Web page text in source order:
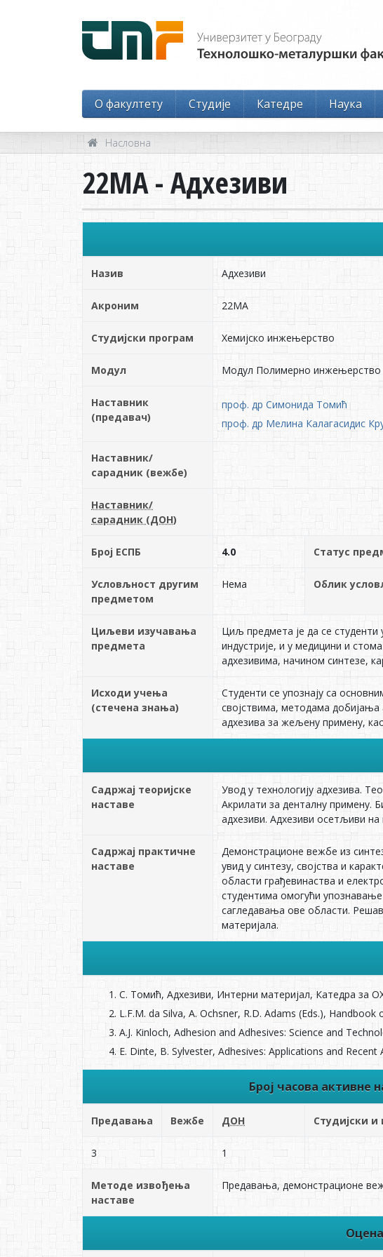
O факултету Студије Катедре Наука
Насловна
22МА - Адхезиви
Назив Адхезиви
Акроним 22МА
Студијски програм Хемијско инжењерство
Модул Модул Полимерно инжењерство
Наставник
(предавач)
проф. др Симонида Томић
проф. др Мелина Калагасидис
Наставник/
сарадник (вежбе)
Наставник/
сарадник (ДОН)
Број ЕСПБ 4.0 Статус
Условљност другим
предметом
Нема Облик
Циљеви изучавања
предмета
Циљ предмета је да се студенти
индустрије, и у медицини и
адхезивима, начином синтезе,
Исходи учења
(стечена знања)
Студенти се упознају са
својствима, методама добијања
адхезива за жељену примену,
Садржај теоријске
наставе
Увод у технологију адхезива.
Акрилати за денталну примену.
адхезиви. Адхезиви осетљиви
Садржај практичне
наставе
Демонстрационе вежбе из
увид у синтезу, својства и
области грађевинаства и
студентима омогући
сагледавања ове области.
материјала.
С. Томић, Адхезиви, Интерни материјал, Катедра за
L.F.M. da Silva, A. Оchsner, R.D. Adams (Еds.),
A.J. Kinloch, Adhesion and Adhesives: Science and
E. Dinte, B. Sylvester, Adhesives: Applications and
Број часова активне
Предавања Вежбе ДОН Студијски
3 1
Методе извођења
наставе
Предавања, демонстрационе